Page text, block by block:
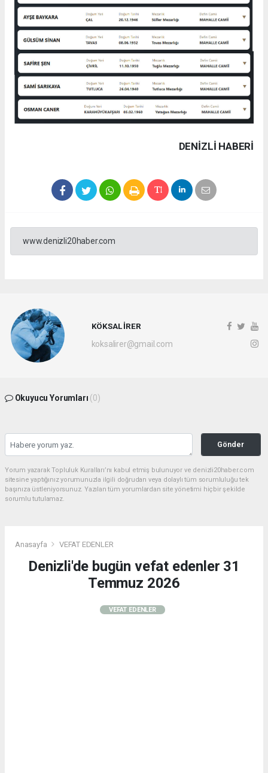
DENIZLI HABERİ
www.denizli20haber.com
KÖKSAL İRER
koksalirer@gmail.com
Okuyucu Yorumları (0)
Gönder
Yorum yazarak Topluluk Kuralları’nı kabul etmiş bulunuyor ve denizli20haber.com
sitesine yaptığınız yorumunuzla ilgili doğrudan veya dolaylı tüm sorumluluğu tek
başınıza üstleniyorsunuz. Yazılan tüm yorumlardan site yönetimi hiçbir şekilde
sorumlu tutulamaz.
Anasayfa VEFAT EDENLER
Denizli'de bugün vefat edenler 31
Temmuz 2026
VEFAT EDENLER